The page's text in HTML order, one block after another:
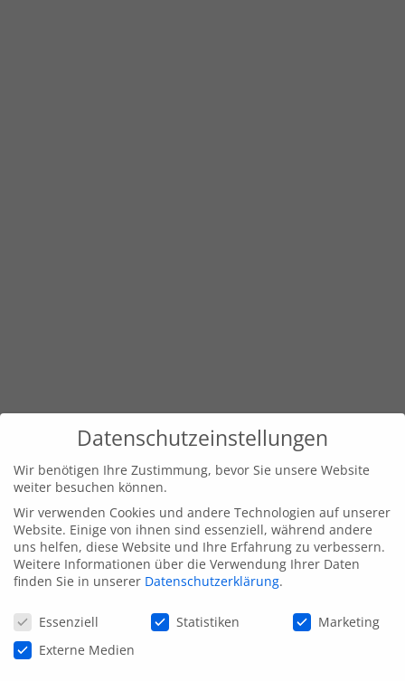
Datenschutzeinstellungen
Wir benötigen Ihre Zustimmung, bevor Sie unsere Website
weiter besuchen können.
Wir verwenden Cookies und andere Technologien auf unserer
Website. Einige von ihnen sind essenziell, während andere
uns helfen, diese Website und Ihre Erfahrung zu verbessern.
Weitere Informationen über die Verwendung Ihrer Daten
finden Sie in unserer Datenschutzerklärung.
Essenziell Statistiken
Marketing
Externe Medien